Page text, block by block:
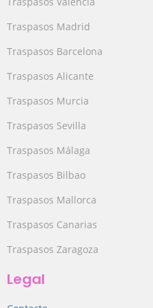
Traspasos Madrid
Traspasos Barcelona
Traspasos Alicante
Traspasos Murcia
Traspasos Sevilla
Traspasos Málaga
Traspasos Bilbao
Traspasos Mallorca
Traspasos Canarias
Traspasos Zaragoza
Legal